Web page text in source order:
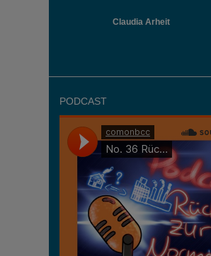
Claudia Arheit
PODCAST